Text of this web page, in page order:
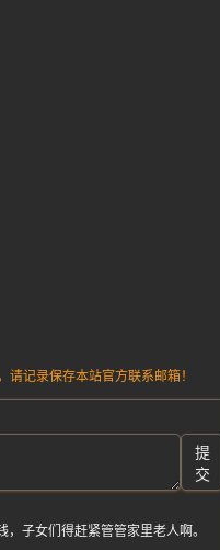
记录保存本站官方联系邮箱！
提
交
子女们得赶紧管管家里老人啊。